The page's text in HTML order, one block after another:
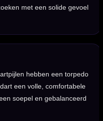
met een solide gevoel
hebben een torpedo
een volle, comfortabele
soepel en gebalanceerd